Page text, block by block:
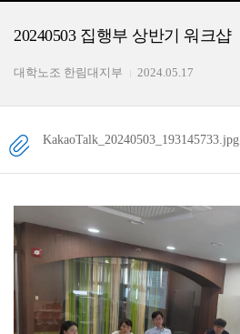
20240503 집행부 상반기 워크샵
대학노조 한림대지부 2024.05.17
KakaoTalk_20240503_193145733.jpg